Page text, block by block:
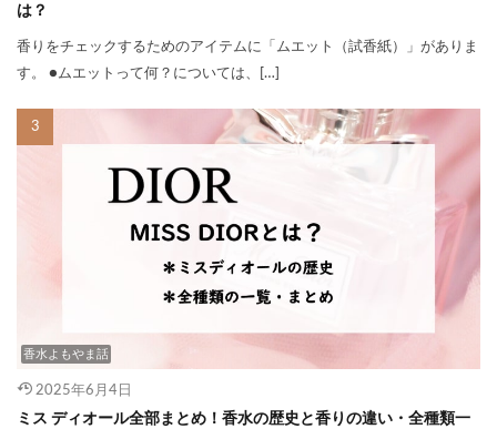
は？
香りをチェックするためのアイテムに「ムエット（試香紙）」がありま
す。 ●ムエットって何？については、[…]
香水よもやま話
2025年6月4日
ミス ディオール全部まとめ！香水の歴史と香りの違い・全種類一